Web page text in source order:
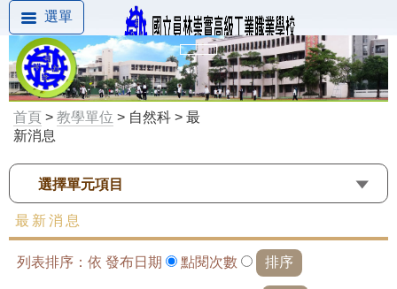
選單
首頁 > 教學單位 > 自然科 > 最
新消息
選擇單元項目
最新消息
列表排序：依 發布日期 點閱次數